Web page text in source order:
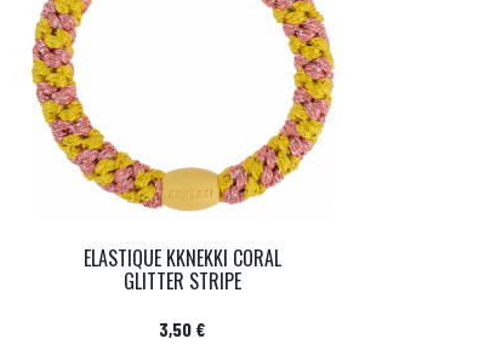
ELASTIQUE KKNEKKI CORAL
GLITTER STRIPE
Prix
3,50 €